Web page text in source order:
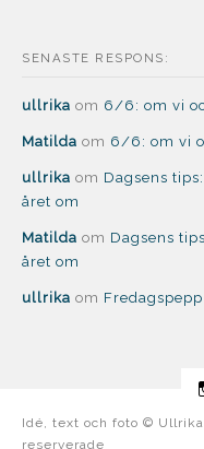
SENASTE RESPONS:
ullrika om 6/6: om vi
Matilda om 6/6: om vi
ullrika om Dagsens
året om
Matilda om Dagsens
året om
ullrika om
Idé, text och foto ©
reserverade